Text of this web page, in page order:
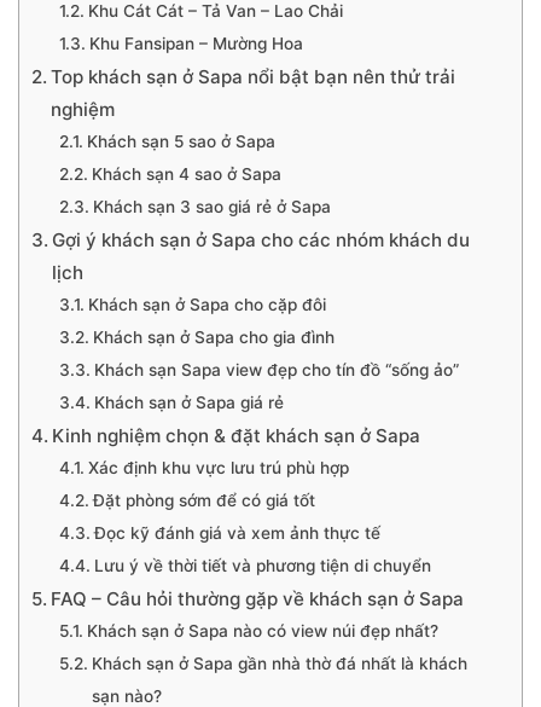
Khu Cát Cát – Tả Van – Lao Chải
Khu Fansipan – Mường Hoa
Top khách sạn ở Sapa nổi bật bạn nên thử trải
nghiệm
Khách sạn 5 sao ở Sapa
Khách sạn 4 sao ở Sapa
Khách sạn 3 sao giá rẻ ở Sapa
Gợi ý khách sạn ở Sapa cho các nhóm khách du
lịch
Khách sạn ở Sapa cho cặp đôi
Khách sạn ở Sapa cho gia đình
Khách sạn Sapa view đẹp cho tín đồ “sống ảo”
Khách sạn ở Sapa giá rẻ
Kinh nghiệm chọn & đặt khách sạn ở Sapa
Xác định khu vực lưu trú phù hợp
Đặt phòng sớm để có giá tốt
Đọc kỹ đánh giá và xem ảnh thực tế
Lưu ý về thời tiết và phương tiện di chuyển
FAQ – Câu hỏi thường gặp về khách sạn ở Sapa
Khách sạn ở Sapa nào có view núi đẹp nhất?
Khách sạn ở Sapa gần nhà thờ đá nhất là khách
sạn nào?